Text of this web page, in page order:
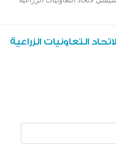
التعاونيات الزراعية